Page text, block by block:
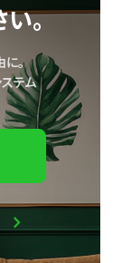
。
。
テム